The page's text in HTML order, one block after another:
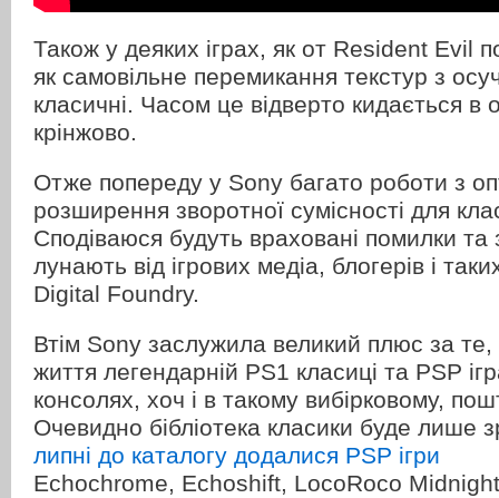
Також у деяких іграх, як от Resident Evil
як самовільне перемикання текстур з
класичні. Часом це відверто кидається в
крінжово.
Отже попереду у Sony багато роботи з
розширення зворотної сумісності для
Cподіваюся будуть враховані помилки та
лунають від ігрових медіа, блогерів і
Digital Foundry.
Втім Sony заслужила великий плюс за
життя легендарній PS1 класиці та PSP
консолях, хоч і в такому вибірковому,
Очевидно бібліотека класики буде лише
липні до каталогу додалися PSP ігри
Echochrome, Echoshift, LocoRoco